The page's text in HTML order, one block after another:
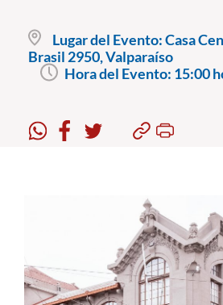
Pregrado
Postgrado
Formación Continua
Alumni
Lugar del Evento:Casa
Brasil 2950, Valparaíso
Hora del Evento: 15:00